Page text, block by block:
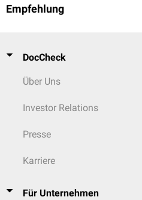
Empfehlung
DocCheck
Über Uns
Investor Relations
Presse
Karriere
Für Unternehmen